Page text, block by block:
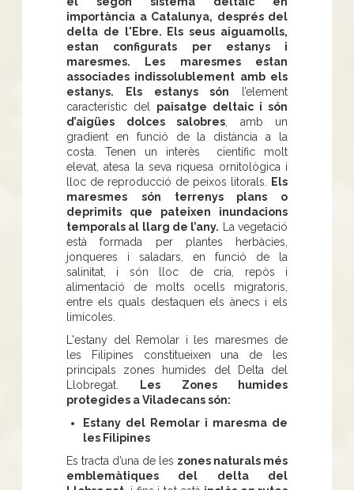
importància a Catalunya, després del
delta de l'Ebre. Els seus aiguamolls,
estan configurats per estanys i
maresmes. Les maresmes estan
associades indissolublement amb els
estanys. Els estanys són l’element
característic del paisatge deltaic i són
d’aigües dolces salobres , amb un
gradient en funció de la distància a la
costa. Tenen un interès científic molt
elevat, atesa la seva riquesa ornitològica i
lloc de reproducció de peixos litorals.
Els
maresmes
són terrenys plans o
deprimits que pateixen inundacions
temporals al llarg de l’any. La vegetació
està formada per plantes herbàcies,
jonqueres i saladars, en funció de la
salinitat, i són lloc de cria, repòs i
alimentació de molts ocells migratoris,
entre els quals destaquen els ànecs i els
limícoles.
L'estany del Remolar i les maresmes de
les Filipines constitueixen una de les
principals zones humides del Delta del
Llobregat.
Les Zones humides
protegides a Viladecans són:
Estany del Remolar i maresma de
les Filipines
Es tracta d’una de les zones naturals més
emblemàtiques del delta del